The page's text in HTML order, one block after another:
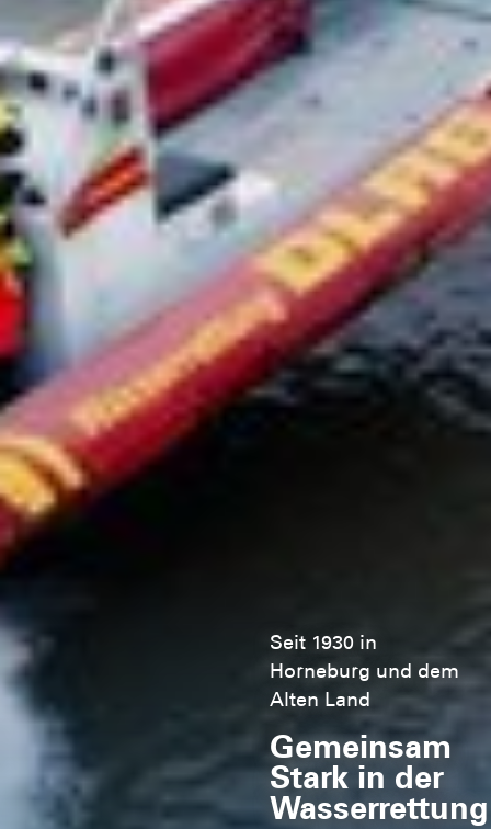
Seit 1930 in
Horneburg und dem
Alten Land
Gemeinsam
Stark in der
Wasserrettung